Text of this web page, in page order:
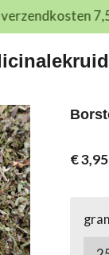
verzendkosten
€ 3,95